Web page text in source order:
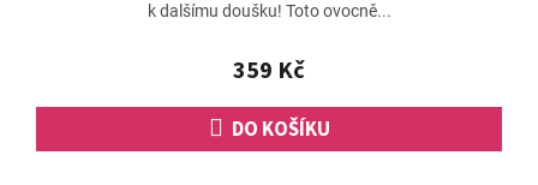
359 Kč
DO KOŠÍKU
k dalšímu doušku! Toto ovocně...